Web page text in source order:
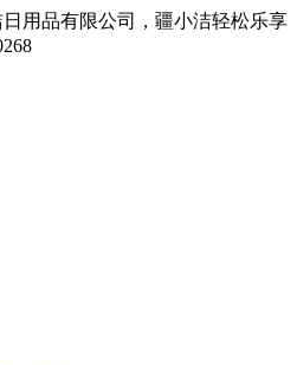
用品有限公司，疆小洁轻松乐享